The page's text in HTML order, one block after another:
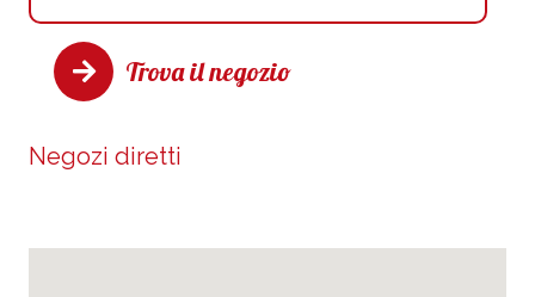
Trova il negozio
Negozi diretti